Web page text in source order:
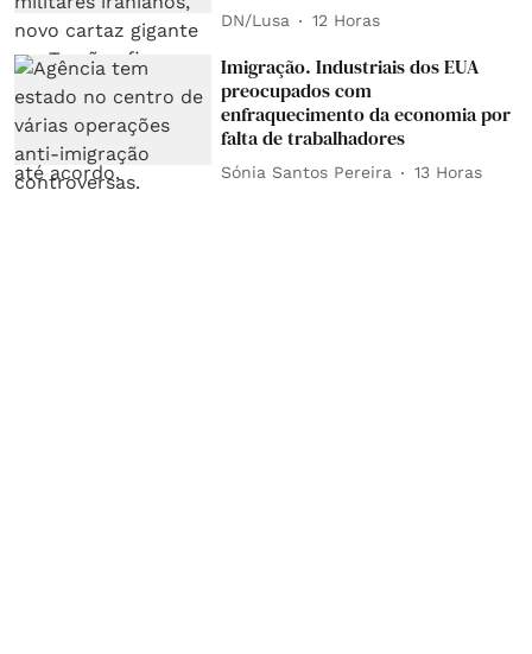
DN/Lusa 12 Horas
Imigração. Industriais dos EUA
preocupados com
enfraquecimento da economia por
falta de trabalhadores
Sónia Santos Pereira 13 Horas